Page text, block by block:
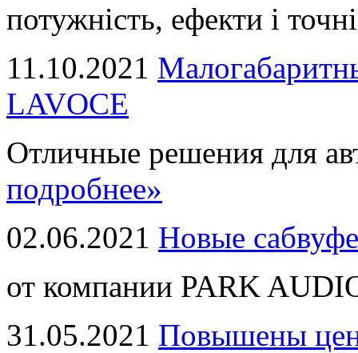
потужність, ефекти і
11.10.2021
LAVOCE
Отличные решения для
подробнее»
02.06.2021 Новые
от компании PARK
31.05.2021 Повышены